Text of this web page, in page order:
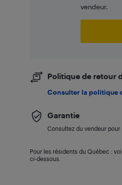
vendeur.
Politique de retour
Consulter la politique
Garantie
Consultez du vendeur pour
Pour les résidents du Québec :
ci-dessous.